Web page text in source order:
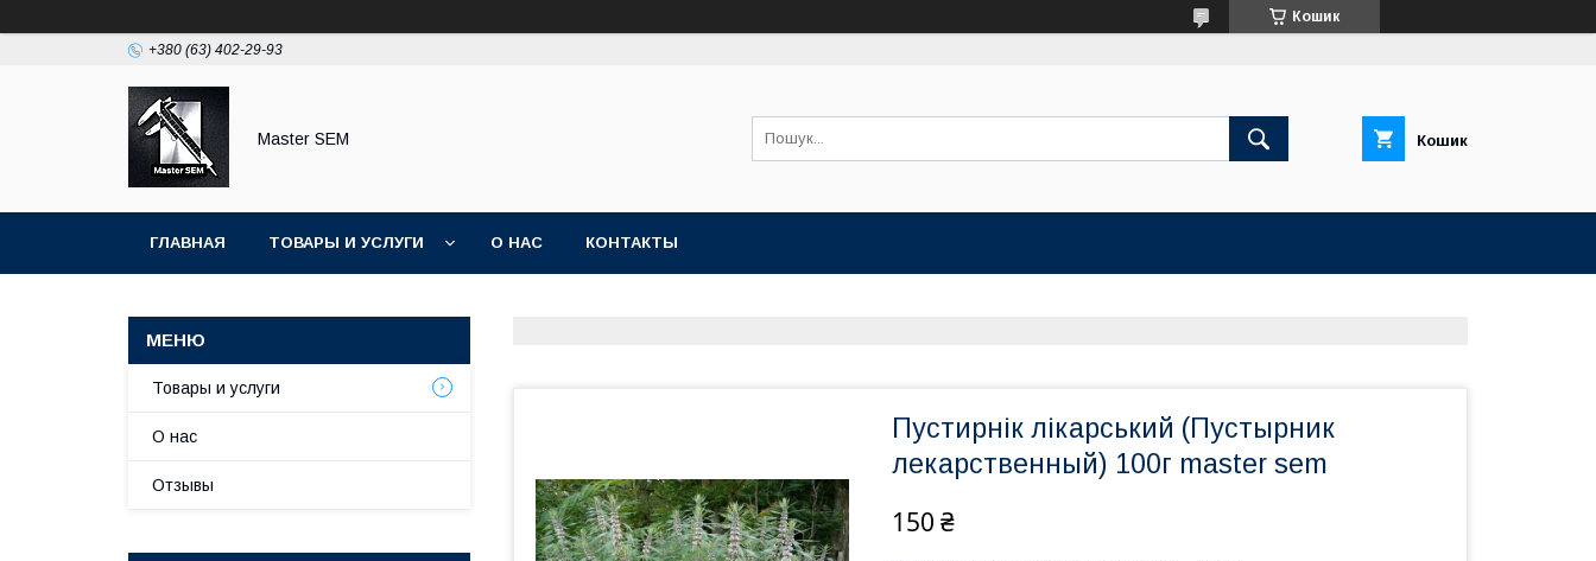
Кошик
+380 (63) 402-29-93
Master SEM Кошик
ГЛАВНАЯ ТОВАРЫ И УСЛУГИ О НАС КОНТАКТЫ
Пустирнік лікарський (Пустырник
лекарственный) 100г master sem
150 ₴
Товары и услуги
О нас
Отзывы